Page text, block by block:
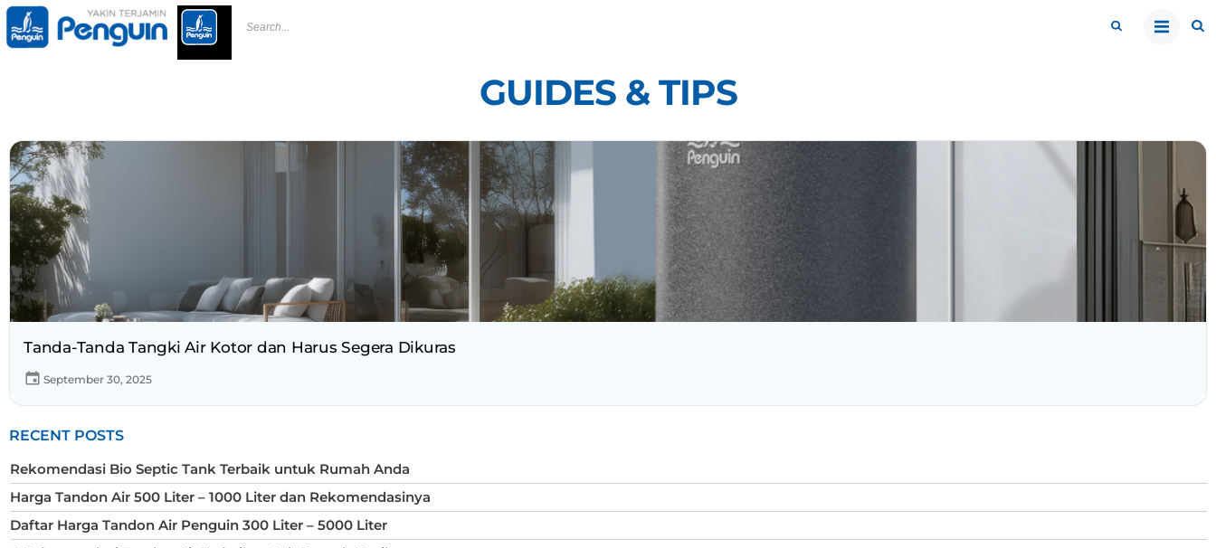
GUIDES & TIPS
Tanda-Tanda Tangki Air Kotor dan Harus Segera Dikuras
September 30, 2025
RECENT POSTS
Rekomendasi Bio Septic Tank Terbaik untuk Rumah Anda
Harga Tandon Air 500 Liter – 1000 Liter dan Rekomendasinya
Daftar Harga Tandon Air Penguin 300 Liter – 5000 Liter